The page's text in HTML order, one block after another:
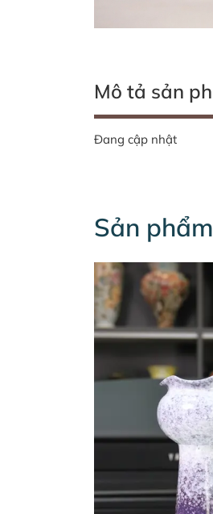
Mô tả sản
Đang cập nhật
Sản